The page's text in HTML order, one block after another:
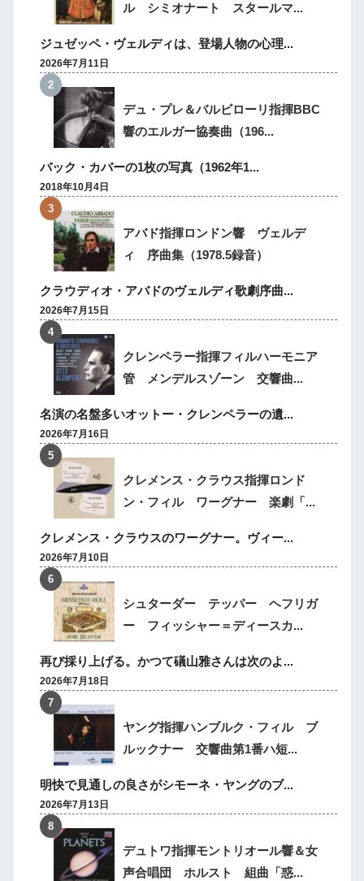
ル シミオナート スタールマ...
ジュゼッペ・ヴェルディは、登場人物の心理...
2026年7月11日
デュ・プレ＆バルビローリ指揮BBC
響のエルガー協奏曲（196...
バック・カバーの1枚の写真（1962年1...
2018年10月4日
アバド指揮ロンドン響 ヴェルデ
ィ 序曲集（1978.5録音）
クラウディオ・アバドのヴェルディ歌劇序曲...
2026年7月15日
クレンペラー指揮フィルハーモニア
管 メンデルスゾーン 交響曲...
名演の名盤多いオットー・クレンペラーの遺...
2026年7月16日
クレメンス・クラウス指揮ロンド
ン・フィル ワーグナー 楽劇「...
クレメンス・クラウスのワーグナー。ヴィー...
2026年7月10日
シュターダー テッパー ヘフリガ
ー フィッシャー＝ディースカ...
再び採り上げる。かつて礒山雅さんは次のよ...
2026年7月18日
ヤング指揮ハンブルク・フィル ブ
ルックナー 交響曲第1番ハ短...
明快で見通しの良さがシモーネ・ヤングのブ...
2026年7月13日
デュトワ指揮モントリオール響＆女
声合唱団 ホルスト 組曲「惑...